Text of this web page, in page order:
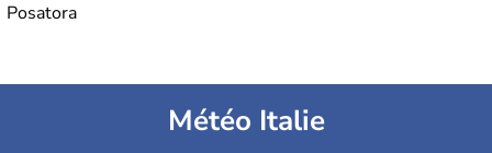
Posatora
Météo Italie